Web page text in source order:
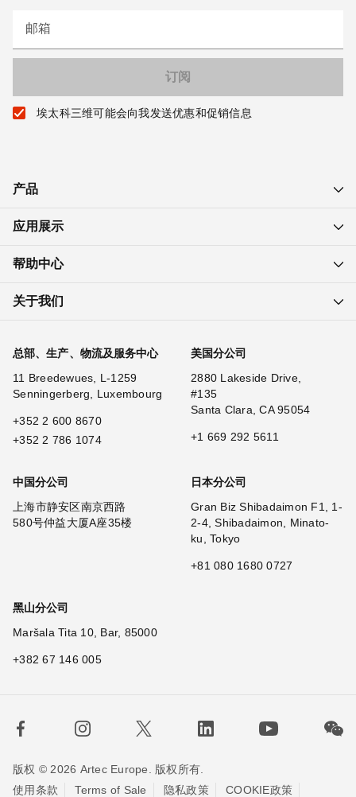
邮箱
埃太科三维可能会向我发送优惠和促销信息
产品
应用展示
帮助中心
关于我们
总部、生产、物流及服务中心
11 Breedewues, L-1259
Senningerberg, Luxembourg
+352 2 600 8670
+352 2 786 1074
美国分公司
2880 Lakeside Drive,
#135
Santa Clara, CA 95054
+1 669 292 5611
中国分公司
上海市静安区南京西路
580号仲益大厦A座35楼
日本分公司
Gran Biz Shibadaimon F1, 1-
2-4, Shibadaimon, Minato-
ku, Tokyo
+81 080 1680 0727
黑山分公司
Maršala Tita 10, Bar, 85000
+382 67 146 005
版权 © 2026 Artec Europe. 版权所有.
使用条款
Terms of Sale 隐私政策 COOKIE政策